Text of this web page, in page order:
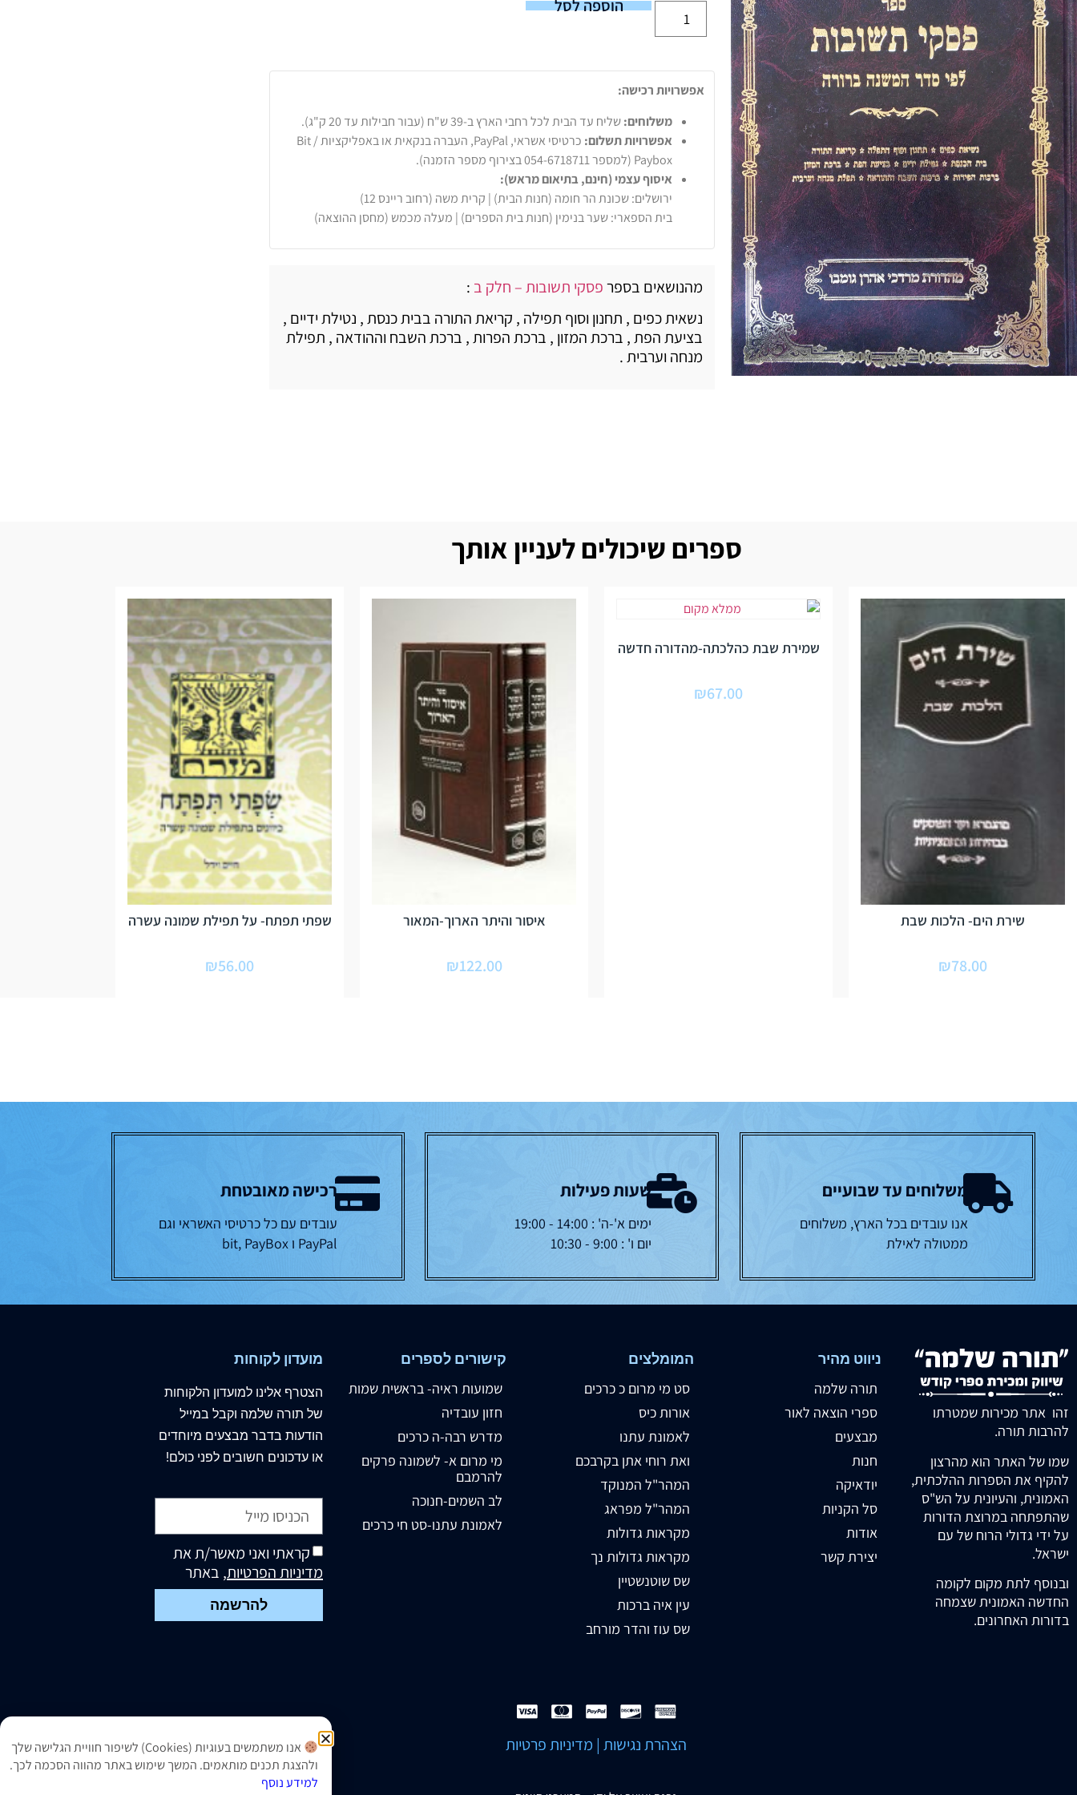
הוספה לסל
אפשרויות רכישה:
משלוחים:שליח עד הבית לכל רחבי הארץ ב-39 ש"ח (עבור חבילות עד 20 ק"ג).
אפשרויות תשלום:
כרטיסי אשראי, PayPal, העברה בנקאית או באפליקציות Bit /
Paybox (למספר 054-6718711 בצירוף מספר הזמנה).
איסוף עצמי (חינם, בתיאום מראש):
ירושלים: שכונת הר חומה (חנות הבית) | קרית משה (רחוב ריינס 12)
בית הספארי: שער בנימין (חנות בית הספרים) | מעלה מכמש (מחסן ההוצאה)
מהנושאים בספרפסקי תשובות – חלק ב :
נשאית כפים , תחנון וסוף תפילה , קריאת התורה בבית כנסת , נטילת ידיים ,
בציעת הפת , ברכת המזון , ברכת הפרות , ברכת השבח וההודאה , תפילת
מנחה וערבית .
ספרים שיכולים לעניין אותך
שירת הים- הלכות שבת
₪78.00
שמירת שבת כהלכתה-מהדורה חדשה
₪67.00
איסור והיתר הארוך-המאור
₪122.00
שפתי תפתח- על תפילת שמונה עשרה
₪56.00
משלוחים עד שבועיים
אנו עובדים בכל הארץ, משלוחים
ממטולה לאילת
שעות פעילות
ימים א'-ה' : 14:00 - 19:00
יום ו' : 9:00 - 10:30
רכישה מאובטחת
עובדים עם כל כרטיסי האשראי וגם
PayPal ו bit, PayBox
זהו אתר מכירות שמטרתו
להרבות תורה.
שמו של האתר הוא מהרצון
להקיף את הספרות ההלכתית,
האמונית, והעיונית על הש"ס
שהתפתחה במרוצת הדורות
על ידי גדולי הרוח של עם
ישראל.
ובנוסף לתת מקום לקומה
החדשה האמונית שצמחה
בדורות האחרונים.
ניווט מהיר
תורה שלמה
ספרי הוצאה לאור
מבצעים
חנות
יודאיקה
סל הקניות
אודות
יצירת קשר
המומלצים
סט מי מרום כ כרכים
אורות כיס
לאמונת עתנו
ואת רוחי אתן בקרבכם
המהר"ל המנוקד
המהר"ל מפראג
מקראות גדולות
מקראות גדולות נך
שס שוטנשטיין
עין איה ברכות
שס עוז והדר מורחב
קישורים לספרים
שמועות ראיה- בראשית שמות
חזון עובדיה
מדרש רבה-ה כרכים
מי מרום א- לשמונה פרקים
להרמבם
לב השמים-חנוכה
לאמונת עתנו-סט חי כרכים
מועדון לקוחות
הצטרף אלינו למועדון הלקוחות
של תורה שלמה וקבל במייל
הודעות בדבר מבצעים מיוחדים
או עדכונים חשובים לפני כולם!
קראתי ואני מאשר/ת את
מדיניות הפרטיות, באתר
להרשמה
הצהרת נגישות | מדיניות פרטיות
אנו משתמשים בעוגיות (Cookies) לשיפור חוויית הגלישה שלך
ולהצגת תכנים מותאמים. המשך שימוש באתר מהווה הסכמה לכך.
למידע נוסף